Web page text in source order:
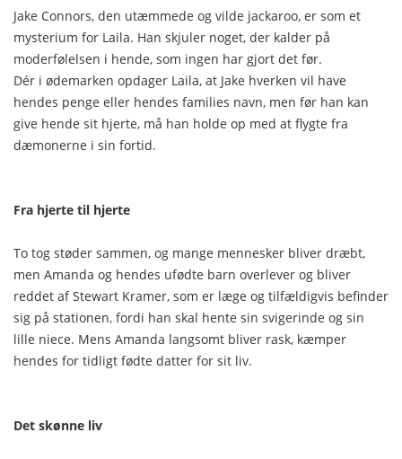
Jake Connors, den utæmmede og vilde jackaroo, er som et
mysterium for Laila. Han skjuler noget, der kalder på
moderfølelsen i hende, som ingen har gjort det før.
Dér i ødemarken opdager Laila, at Jake hverken vil have
hendes penge eller hendes families navn, men før han kan
give hende sit hjerte, må han holde op med at flygte fra
dæmonerne i sin fortid.
Fra hjerte til hjerte
To tog støder sammen, og mange mennesker bliver dræbt,
men Amanda og hendes ufødte barn overlever og bliver
reddet af Stewart Kramer, som er læge og tilfældigvis befinder
sig på stationen, fordi han skal hente sin svigerinde og sin
lille niece. Mens Amanda langsomt bliver rask, kæmper
hendes for tidligt fødte datter for sit liv.
Det skønne liv